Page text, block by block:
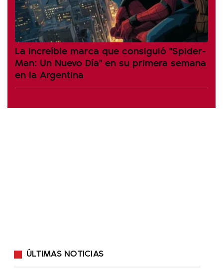
La increíble marca que consiguió "Spider-
Man: Un Nuevo Día" en su primera semana
en la Argentina
ÚLTIMAS NOTICIAS